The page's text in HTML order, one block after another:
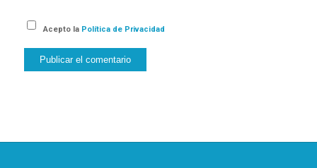
Acepto la Política de Privacidad